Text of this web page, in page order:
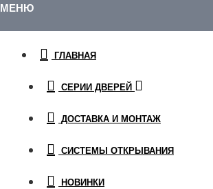
МЕНЮ
ГЛАВНАЯ
СЕРИИ ДВЕРЕЙ
ДОСТАВКА И МОНТАЖ
СИСТЕМЫ ОТКРЫВАНИЯ
НОВИНКИ